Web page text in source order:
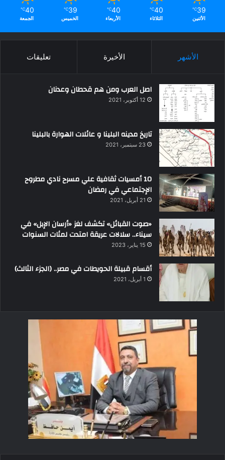
39
℃
الأثنين
40
℃
الثلاثاء
40
℃
الأربعاء
39
℃
الخميس
40
℃
الجمعة
الأشهر الأخيرة تعليقات
اصل العرب ومن هم قحطان وعدنان
12 أكتوبر، 2021
تاريخ مدينه البلينا و عائلات الهوارة بالبلينا
23 سبتمبر، 2021
10 أمسيات ثقافية علي مسرح نادي مطروح
الإجتماعي في رمضان
21 أبريل، 2021
«صوت القبائل» تكشف لغز «أرسان الإبل» في
سيناء.. سلالات عريقة امتدت لمئات السنوات
15 يناير، 2023
أقسام قبيلة الحويطات في مصر.. (الجزء الثالث)
1 أبريل، 2021